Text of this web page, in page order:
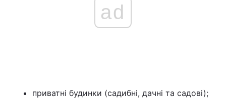
ad
приватні будинки (садибні, дачні та садові);